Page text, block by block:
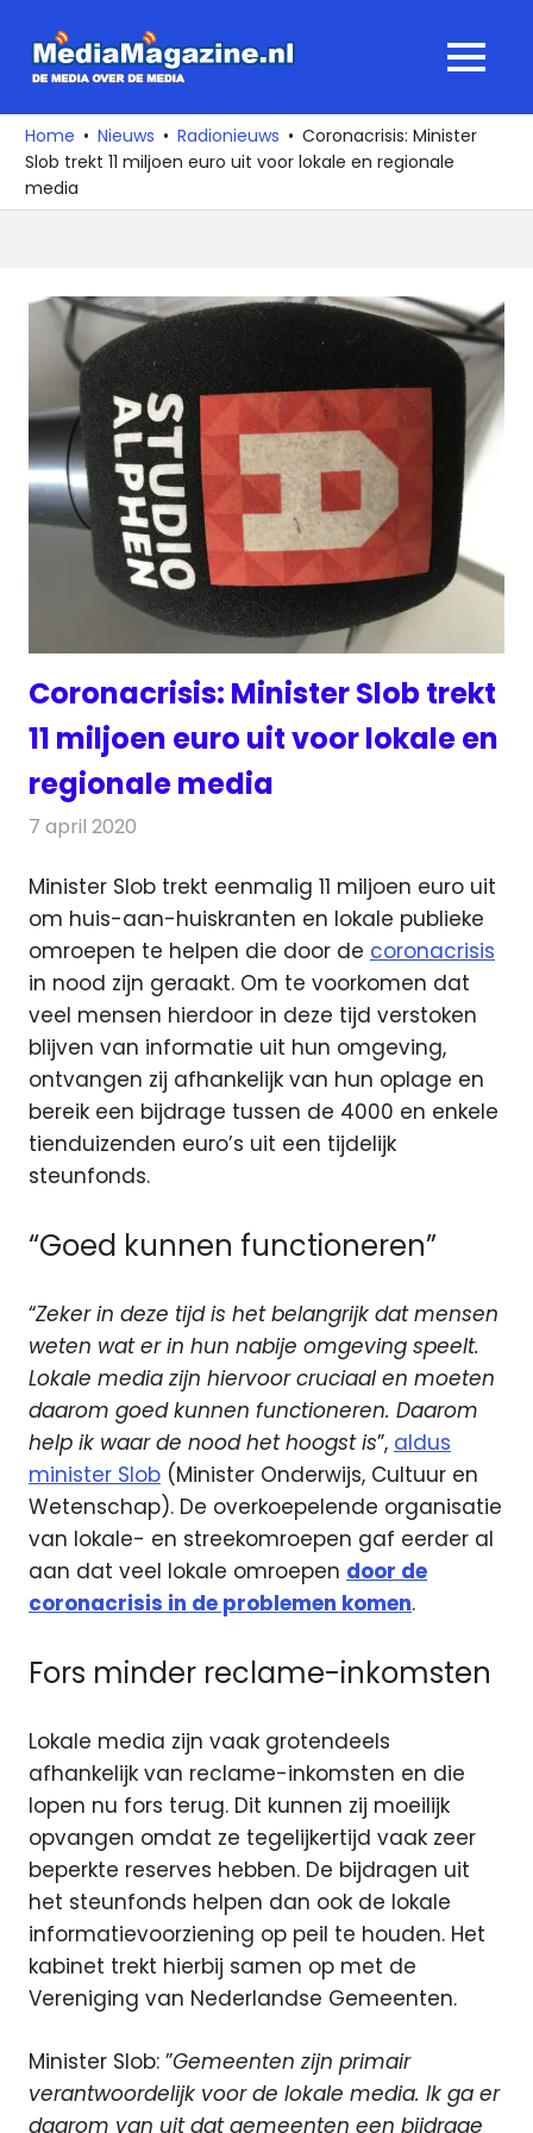
naar
media
over
de
media
MENU
Home Nieuws Radionieuws
Coronacrisis: Minister
Slob trekt 11 miljoen euro uit voor lokale en regionale
media
Coronacrisis: Minister Slob trekt
11 miljoen euro uit voor lokale en
regionale media
7 april 2020
Minister Slob trekt eenmalig 11 miljoen euro uit
om huis-aan-huiskranten en lokale publieke
omroepen te helpen die door de coronacrisis
in nood zijn geraakt. Om te voorkomen dat
veel mensen hierdoor in deze tijd verstoken
blijven van informatie uit hun omgeving,
ontvangen zij afhankelijk van hun oplage en
bereik een bijdrage tussen de 4000 en enkele
tienduizenden euro’s uit een tijdelijk
steunfonds.
“Goed kunnen functioneren”
“Zeker in deze tijd is het belangrijk dat mensen
weten wat er in hun nabije omgeving speelt.
Lokale media zijn hiervoor cruciaal en moeten
daarom goed kunnen functioneren. Daarom
help ik waar de nood het hoogst is”, aldus
minister Slob (Minister Onderwijs, Cultuur en
Wetenschap). De overkoepelende organisatie
van lokale- en streekomroepen gaf eerder al
aan dat veel lokale omroepen door de
coronacrisis in de problemen komen.
Fors minder reclame-inkomsten
Lokale media zijn vaak grotendeels
afhankelijk van reclame-inkomsten en die
lopen nu fors terug. Dit kunnen zij moeilijk
opvangen omdat ze tegelijkertijd vaak zeer
beperkte reserves hebben. De bijdragen uit
het steunfonds helpen dan ook de lokale
informatievoorziening op peil te houden. Het
kabinet trekt hierbij samen op met de
Vereniging van Nederlandse Gemeenten.
Minister Slob: ”Gemeenten zijn primair
verantwoordelijk voor de lokale media. Ik ga er
daarom van uit dat gemeenten een bijdrage